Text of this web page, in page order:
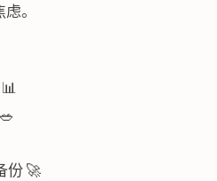
。
份 🚀